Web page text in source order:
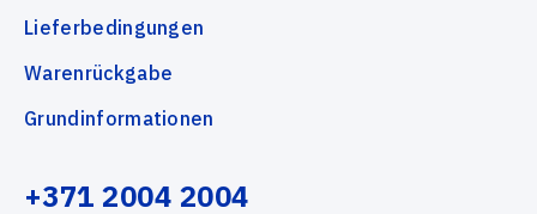
Lieferbedingungen
Warenrückgabe
Grundinformationen
+371 2004 2004